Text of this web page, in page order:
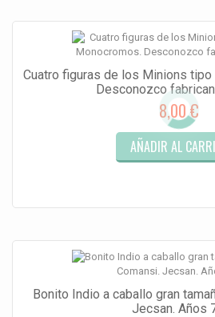
Cuatro figuras de los Minions tipo
Desconozco
8,00 €
AÑADIR AL
Bonito Indio a caballo gran
Jecsan. Años